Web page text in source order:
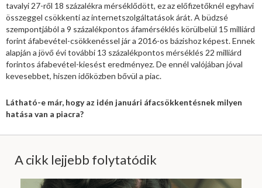
tavalyi 27-ről 18 százalékra mérséklődött, ez az előfizetőknél egyhavi
összeggel csökkenti az internetszolgáltatások árát. A büdzsé
szempontjából a 9 százalékpontos áfamérséklés körülbelül 15 milliárd
forint áfabevétel-csökkenéssel jár a 2016-os bázishoz képest. Ennek
alapján a jövő évi további 13 százalékpontos mérséklés 22 milliárd
forintos áfabevétel-kiesést eredményez. De ennél valójában jóval
kevesebbet, hiszen időközben bővül a piac.
Látható-e már, hogy az idén januári áfacsökkentésnek milyen
hatása van a piacra?
A cikk lejjebb folytatódik